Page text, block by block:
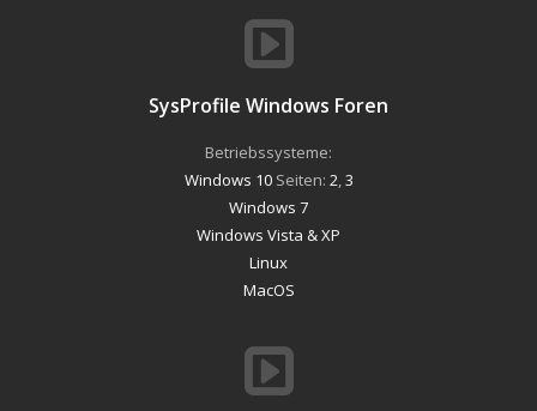
SysProfile Windows Foren
Betriebssysteme:
Windows 10Seiten: 2,3
Windows 7
Windows Vista & XP
Linux
MacOS